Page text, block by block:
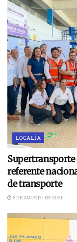
LOCALÍA
Supertransporte
referente
de transporte
5 DE AGOSTO DE 2026